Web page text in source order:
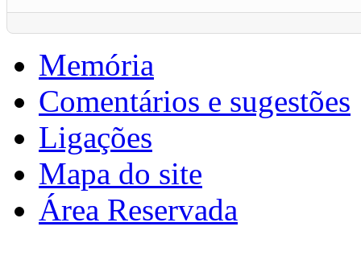
Memória
Comentários e sugestões
Ligações
Mapa do site
Área Reservada